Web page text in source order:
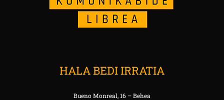
HALA BEDI IRRATIA
Bueno Monreal, 16 – Behea